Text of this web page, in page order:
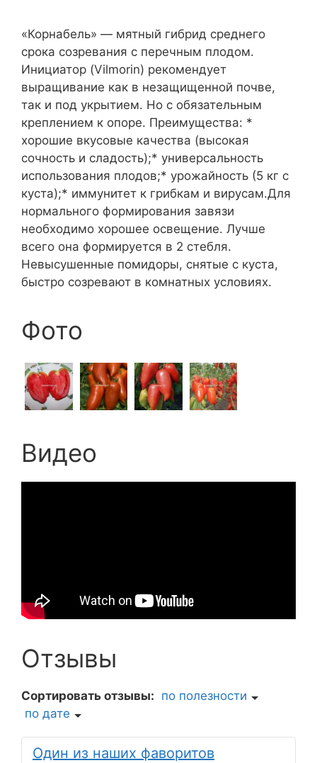
«Корнабель» — мятный гибрид среднего
срока созревания с перечным плодом.
Инициатор (Vilmorin) рекомендует
выращивание как в незащищенной почве,
так и под укрытием. Но с обязательным
креплением к опоре. Преимущества: *
хорошие вкусовые качества (высокая
сочность и сладость);* универсальность
использования плодов;* урожайность (5 кг с
куста);* иммунитет к грибкам и вирусам.Для
нормального формирования завязи
необходимо хорошее освещение. Лучше
всего она формируется в 2 стебля.
Невысушенные помидоры, снятые с куста,
быстро созревают в комнатных условиях.
Фото
Видео
Отзывы
Сортировать отзывы: по полезности
по дате
Один из наших фаворитов